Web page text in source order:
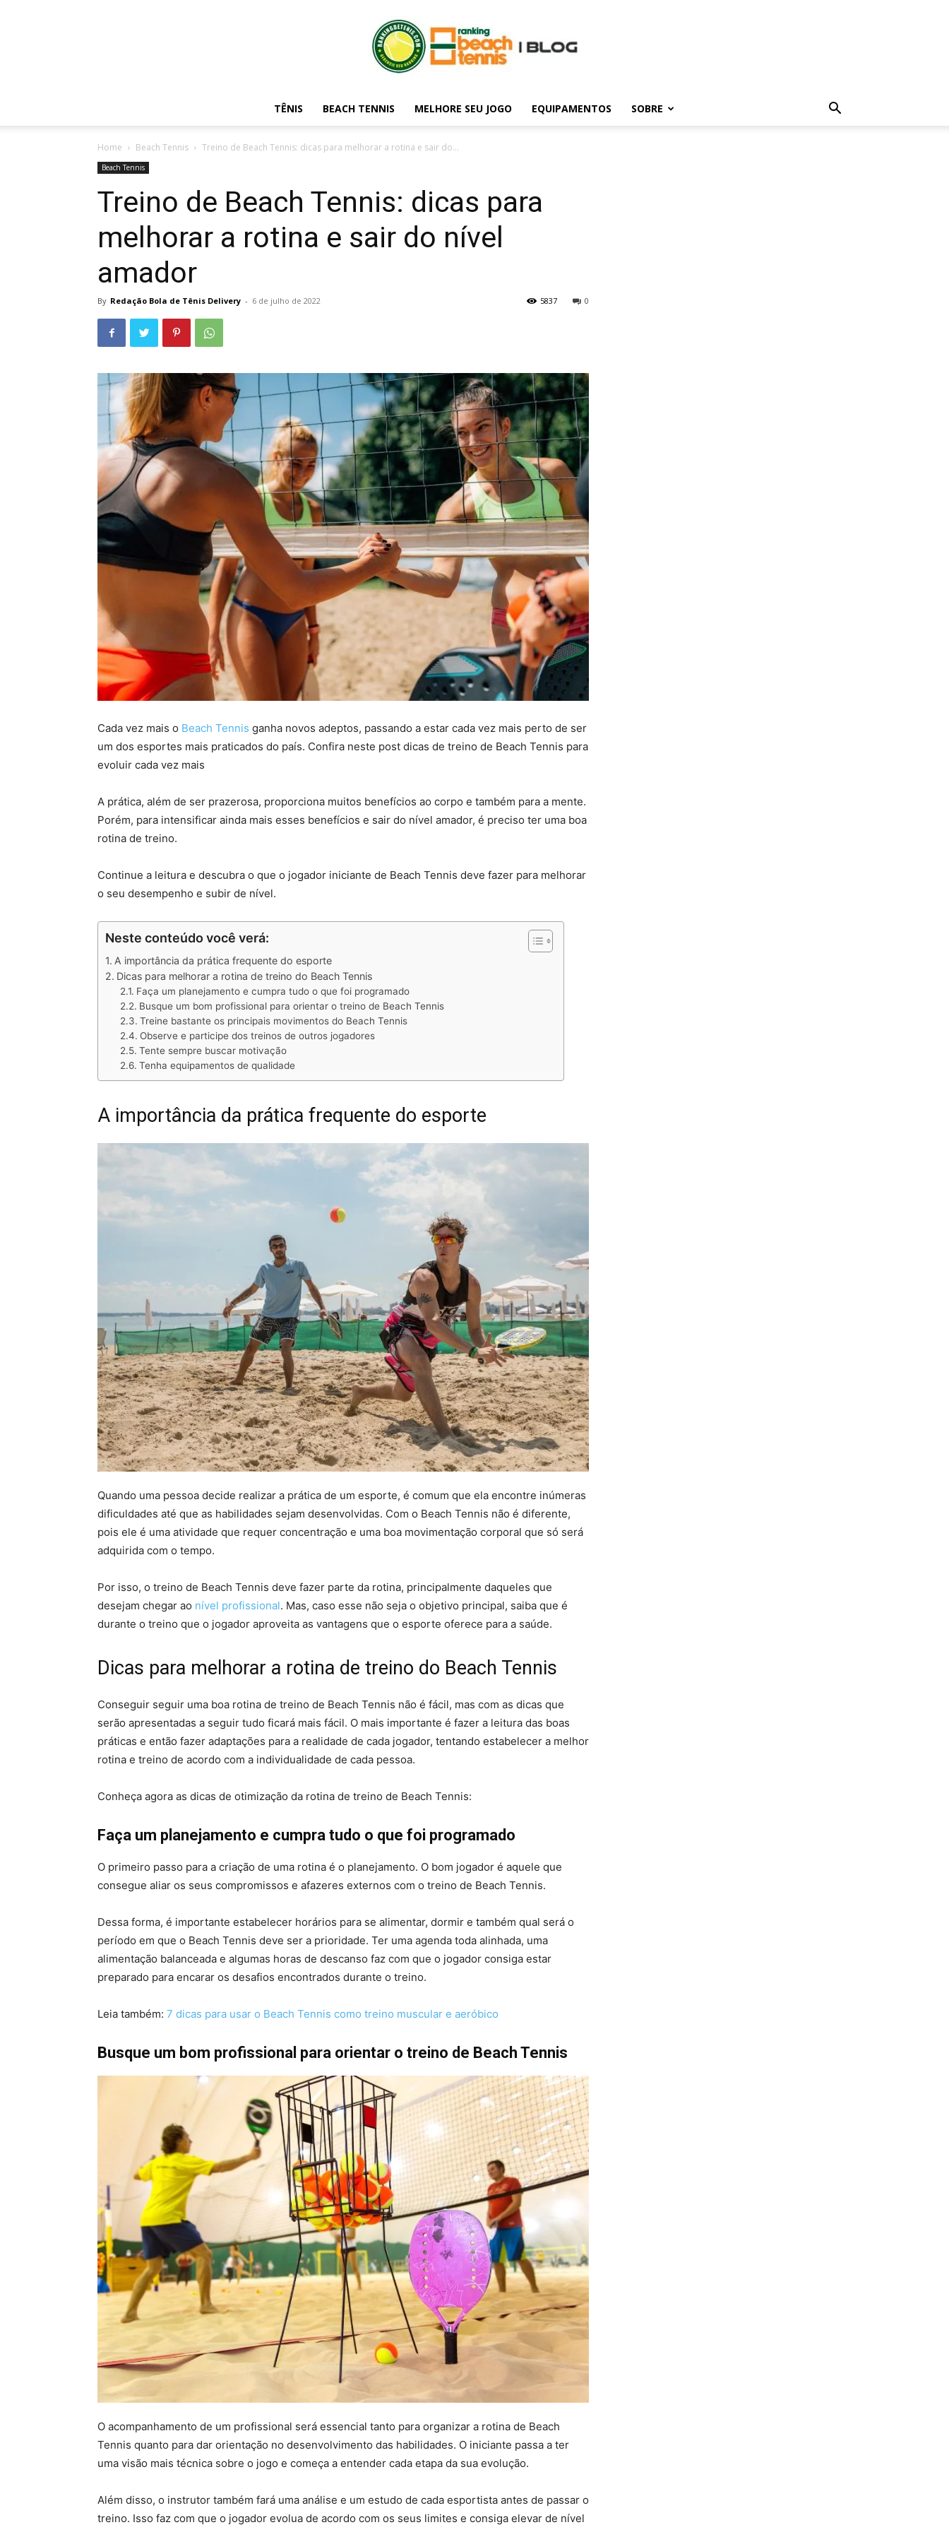
do
rankingdetenis.com
TÊNIS BEACH TENNIS MELHORE SEU JOGO EQUIPAMENTOS SOBRE
Home Beach Tennis Treino de Beach Tennis: dicas para melhorar a rotina e sair do...
Beach Tennis
Treino de Beach Tennis: dicas para
melhorar a rotina e sair do nível
amador
By Redação Bola de Tênis Delivery - 6 de julho de 2022 0
5837
Cada vez mais o Beach Tennis ganha novos adeptos, passando a estar cada vez mais perto de ser
um dos esportes mais praticados do país. Confira neste post dicas de treino de Beach Tennis para
evoluir cada vez mais
A prática, além de ser prazerosa, proporciona muitos benefícios ao corpo e também para a mente.
Porém, para intensificar ainda mais esses benefícios e sair do nível amador, é preciso ter uma boa
rotina de treino.
Continue a leitura e descubra o que o jogador iniciante de Beach Tennis deve fazer para melhorar
o seu desempenho e subir de nível.
Neste conteúdo você verá:
A importância da prática frequente do esporte
Dicas para melhorar a rotina de treino do Beach Tennis
Faça um planejamento e cumpra tudo o que foi programado
Busque um bom profissional para orientar o treino de Beach Tennis
Treine bastante os principais movimentos do Beach Tennis
Observe e participe dos treinos de outros jogadores
Tente sempre buscar motivação
Tenha equipamentos de qualidade
A importância da prática frequente do esporte
Quando uma pessoa decide realizar a prática de um esporte, é comum que ela encontre inúmeras
dificuldades até que as habilidades sejam desenvolvidas. Com o Beach Tennis não é diferente,
pois ele é uma atividade que requer concentração e uma boa movimentação corporal que só será
adquirida com o tempo.
Por isso, o treino de Beach Tennis deve fazer parte da rotina, principalmente daqueles que
desejam chegar ao nível profissional. Mas, caso esse não seja o objetivo principal, saiba que é
durante o treino que o jogador aproveita as vantagens que o esporte oferece para a saúde.
Dicas para melhorar a rotina de treino do Beach Tennis
Conseguir seguir uma boa rotina de treino de Beach Tennis não é fácil, mas com as dicas que
serão apresentadas a seguir tudo ficará mais fácil. O mais importante é fazer a leitura das boas
práticas e então fazer adaptações para a realidade de cada jogador, tentando estabelecer a melhor
rotina e treino de acordo com a individualidade de cada pessoa.
Conheça agora as dicas de otimização da rotina de treino de Beach Tennis:
Faça um planejamento e cumpra tudo o que foi programado
O primeiro passo para a criação de uma rotina é o planejamento. O bom jogador é aquele que
consegue aliar os seus compromissos e afazeres externos com o treino de Beach Tennis.
Dessa forma, é importante estabelecer horários para se alimentar, dormir e também qual será o
período em que o Beach Tennis deve ser a prioridade. Ter uma agenda toda alinhada, uma
alimentação balanceada e algumas horas de descanso faz com que o jogador consiga estar
preparado para encarar os desafios encontrados durante o treino.
Leia também: 7 dicas para usar o Beach Tennis como treino muscular e aeróbico
Busque um bom profissional para orientar o treino de Beach Tennis
O acompanhamento de um profissional será essencial tanto para organizar a rotina de Beach
Tennis quanto para dar orientação no desenvolvimento das habilidades. O iniciante passa a ter
uma visão mais técnica sobre o jogo e começa a entender cada etapa da sua evolução.
Além disso, o instrutor também fará uma análise e um estudo de cada esportista antes de passar o
treino. Isso faz com que o jogador evolua de acordo com os seus limites e consiga elevar de nível